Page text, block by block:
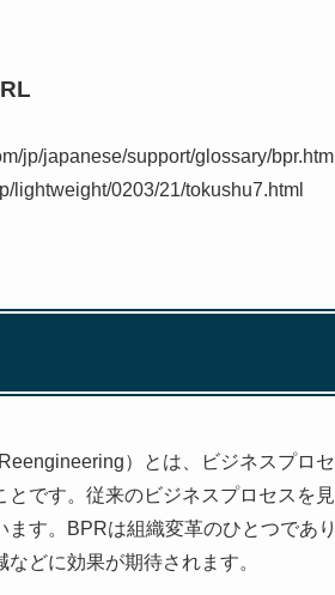
jp/japanese/support/glossary/bpr.html
lightweight/0203/21/tokushu7.html
）とは、ビジネスプロ
とです。従来のビジネスプロセスを
す。BPRは組織変革のひとつであ
どに効果が期待されます。